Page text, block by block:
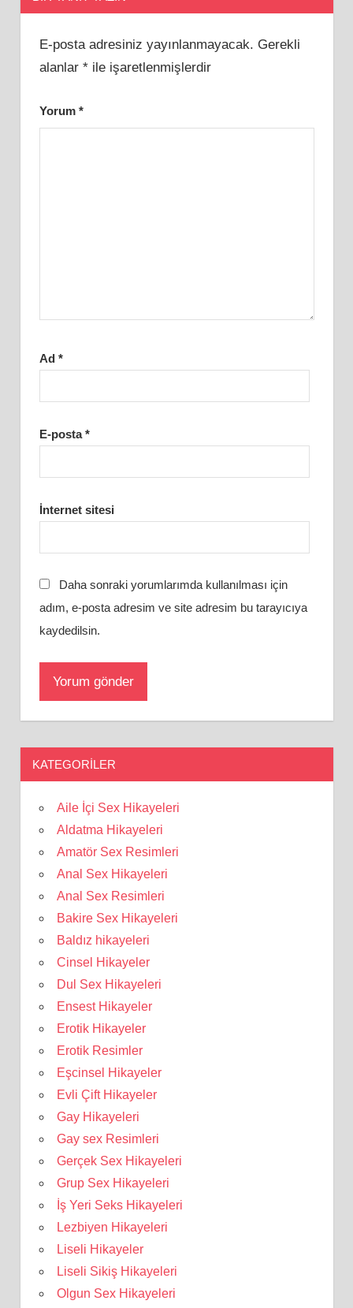
E-posta adresiniz yayınlanmayacak. Gerekli
alanlar *ile işaretlenmişlerdir
Yorum *
Ad *
E-posta*
İnternet sitesi
Daha sonraki yorumlarımda kullanılması için
adım, e-posta adresim ve site adresim bu tarayıcıya
kaydedilsin.
KATEGORILER
Aile İçi Sex Hikayeleri
Aldatma Hikayeleri
Amatör Sex Resimleri
Anal Sex Hikayeleri
Anal Sex Resimleri
Bakire Sex Hikayeleri
Baldız hikayeleri
Cinsel Hikayeler
Dul Sex Hikayeleri
Ensest Hikayeler
Erotik Hikayeler
Erotik Resimler
Eşcinsel Hikayeler
Evli Çift Hikayeler
Gay Hikayeleri
Gay sex Resimleri
Gerçek Sex Hikayeleri
Grup Sex Hikayeleri
İş Yeri Seks Hikayeleri
Lezbiyen Hikayeleri
Liseli Hikayeler
Liseli Sikiş Hikayeleri
Olgun Sex Hikayeleri